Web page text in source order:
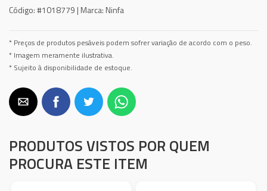
Código:#1018779 | Marca: Ninfa
* Preços de produtos pesáveis podem sofrer variação de acordo com o peso.
* Imagem meramente ilustrativa.
* Sujeito à disponibilidade de estoque.
PRODUTOS VISTOS POR QUEM
PROCURA ESTE ITEM